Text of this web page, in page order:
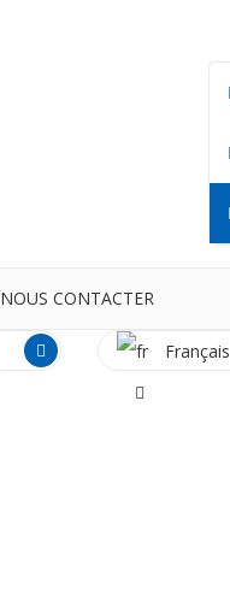
NOUS CONTACTER
Français